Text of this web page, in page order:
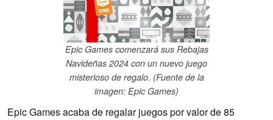
Epic Games comenzará sus Rebajas
Navideñas 2024 con un nuevo juego
misterioso de regalo. (Fuente de la
imagen: Epic Games)
Epic Games acaba de regalar juegos por valor de 85